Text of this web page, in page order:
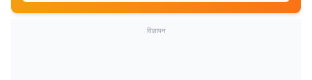
विज्ञापन